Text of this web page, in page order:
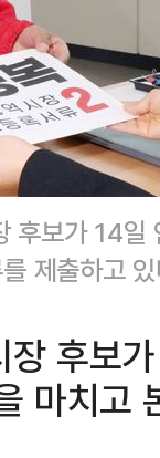
후보가 14
제출하고
장 후보
마치고